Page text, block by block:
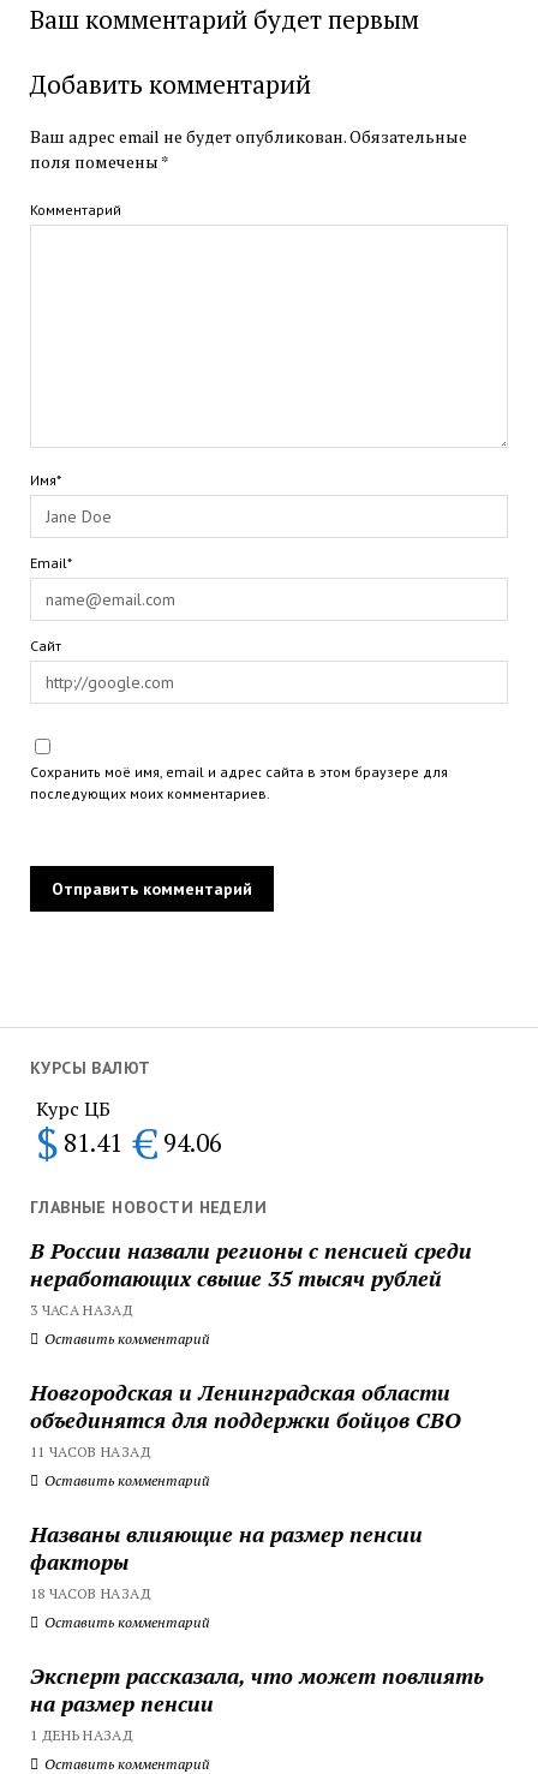
КУРСЫ ВАЛЮТ
Курс ЦБ
$ 81.41 € 94.06
ГЛАВНЫЕ НОВОСТИ НЕДЕЛИ
В России назвали регионы с пенсией среди
неработающих свыше 35 тысяч рублей
3 ЧАСА НАЗАД
Оставить комментарий
Новгородская и Ленинградская области
объединятся для поддержки бойцов СВО
11 ЧАСОВ НАЗАД
Оставить комментарий
Названы влияющие на размер пенсии
факторы
18 ЧАСОВ НАЗАД
Оставить комментарий
Эксперт рассказала, что может повлиять
на размер пенсии
1 ДЕНЬ НАЗАД
Оставить комментарий
Ваш комментарий будет первым
Добавить комментарий
Ваш адрес email не будет опубликован.Обязательные
поля помечены *
Комментарий
Имя*
Email*
Сайт
Сохранить моё имя, email и адрес сайта в этом браузере для
последующих моих комментариев.